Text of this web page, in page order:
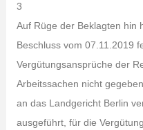
3
Auf Rüge der Beklagten hin
Beschluss vom 07.11.2019
Vergütungsansprüche der
Arbeitssachen nicht
an das Landgericht Berlin
ausgeführt, für die